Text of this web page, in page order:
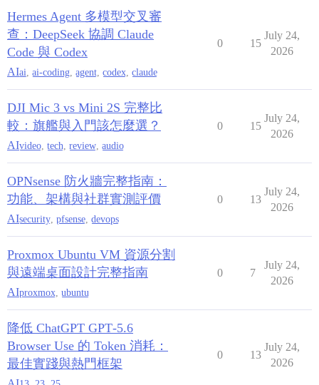
Hermes Agent 多模型交叉審
查：DeepSeek 協調 Claude
Code 與 Codex
AIai ai-coding agent codex claude
0 15
July 24,
2026
DJI Mic 3 vs Mini 2S 完整比
較：旗艦與入門該怎麼選？
AIvideo tech review audio
0 15
July 24,
2026
OPNsense 防火牆完整指南：
功能、架構與社群實測評價
AIsecurity pfsense devops
0 13
July 24,
2026
Proxmox Ubuntu VM 資源分割
與遠端桌面設計完整指南
AIproxmox ubuntu
0 7
July 24,
2026
降低 ChatGPT GPT‑5.6
Browser Use 的 Token 消耗：
最佳實踐與熱門框架
0 13
July 24,
2026